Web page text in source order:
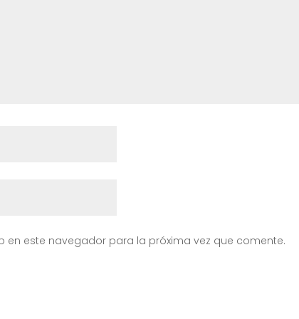
en este navegador para la próxima vez que comente.